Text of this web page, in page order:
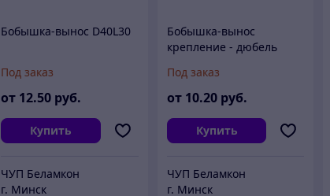
Бобышка-вынос D40L30
Под заказ
от 12.50 руб.
Купить
ЧУП Беламкон
г. Минск
Бобышка-вынос
крепление - дюбель
Под заказ
от 10.20 руб.
Купить
ЧУП Беламкон
г. Минск